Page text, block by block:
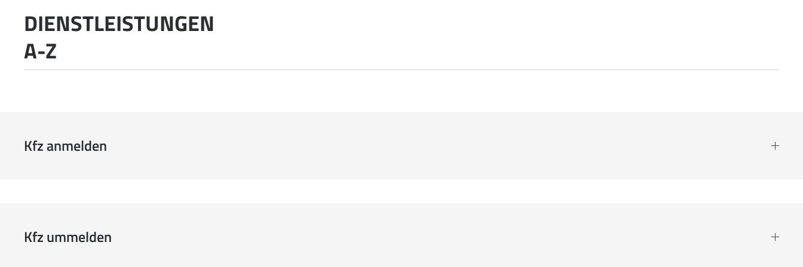
DIENSTLEISTUNGEN
A-Z
Kfz anmelden
Kfz ummelden